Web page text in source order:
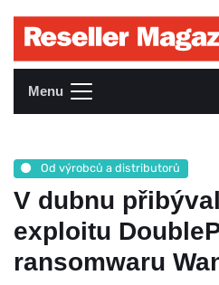
Menu
Od výrobců a distributorů
V dubnu
exploitu
ransomwaru